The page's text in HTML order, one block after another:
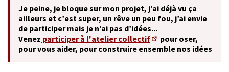
Je peine, je bloque sur mon projet, j’ai déjà vu ça
ailleurs et c’est super, un rêve un peu fou, j’ai envie
de participer mais je n’ai pas d’idées...
Venez participer à l'atelier collectif
(S'ouvre dans un
pour oser,
pour vous aider, pour construire ensemble nos idées